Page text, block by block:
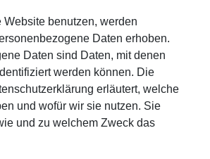
benutzen, werden
Daten erhoben.
Daten sind Daten, mit denen
werden können. Die
erläutert, welche
und wofür wir sie nutzen. Sie
und zu welchem Zweck das